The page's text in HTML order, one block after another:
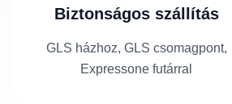
Biztonságos szállítás
GLS házhoz, GLS csomagpont,
Expressone futárral